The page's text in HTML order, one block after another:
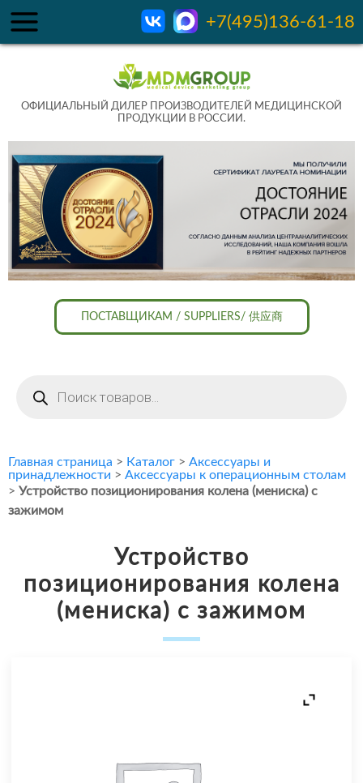
+7(495)136-61-18
ОФИЦИАЛЬНЫЙ ДИЛЕР ПРОИЗВОДИТЕЛЕЙ МЕДИЦИНСКОЙ
ПРОДУКЦИИ В РОССИИ.
ПОСТАВЩИКАМ / SUPPLIERS/ 供应商
товаров
Главная страница > Каталог > Аксессуары и
принадлежности > Аксессуары к операционным столам
> Устройство позиционирования колена (мениска) с
зажимом
Устройство
позиционирования колена
(мениска) с зажимом